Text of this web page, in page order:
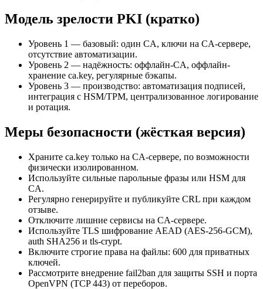
Модель зрелости PKI (кратко)
Уровень 1 — базовый: один CA, ключи на CA-сервере,
отсутствие автоматизации.
Уровень 2 — надёжность: оффлайн-CA, оффлайн-
хранение ca.key, регулярные бэкапы.
Уровень 3 — производство: автоматизация подписей,
интеграция с HSM/TPM, централизованное логирование
и ротация.
Меры безопасности (жёсткая версия)
Храните ca.key только на CA-сервере, по возможности
физически изолированном.
Используйте сильные парольные фразы или HSM для
CA.
Регулярно генерируйте и публикуйте CRL при каждом
отзыве.
Отключите лишние сервисы на CA-сервере.
Используйте TLS шифрование AEAD (AES-256-GCM),
auth SHA256 и tls-crypt.
Включите строгие права на файлы: 600 для приватных
ключей.
Рассмотрите внедрение fail2ban для защиты SSH и порта
OpenVPN (TCP 443) от переборов.